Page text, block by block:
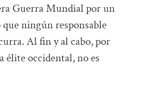
Guerra Mundial por un
ningún responsable
Al fin y al cabo, por
élite occidental, no es